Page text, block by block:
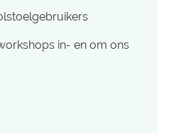
in- en om ons